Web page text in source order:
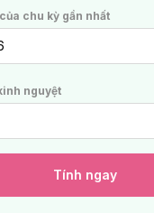
chu kỳ gần nhất
nguyệt
Tính ngay